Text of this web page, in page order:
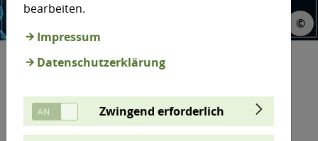
Manuel Pape ©
Wasserstoffland Sachsen-Anhalt
Sachsen-Anhalt war bereits beim Ausbau der
erneuerbaren Energien ein Vorreiter und hat die
bearbeiten.
Impressum
Datenschutzerklärung
Zwingend erforderlich